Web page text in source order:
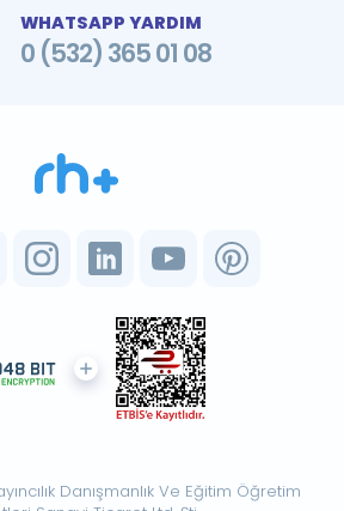
WHATSAPP YARDIM
0 (532) 365 01 08
Danışmanlık Ve Eğitim Öğretim